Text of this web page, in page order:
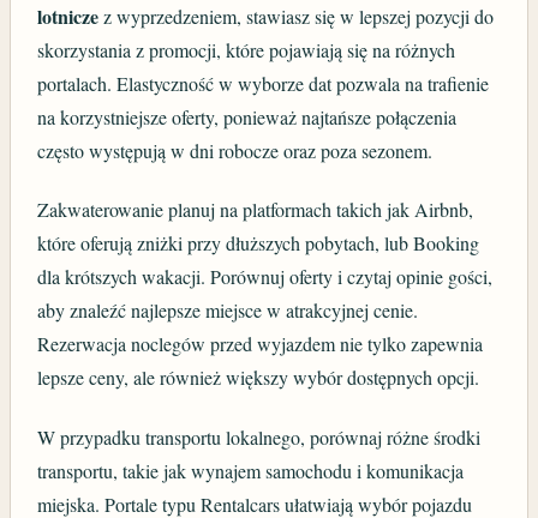
lotniczez wyprzedzeniem, stawiasz się w lepszej pozycji do
skorzystania z promocji, które pojawiają się na różnych
portalach. Elastyczność w wyborze dat pozwala na trafienie
na korzystniejsze oferty, ponieważ najtańsze połączenia
często występują w dni robocze oraz poza sezonem.
Zakwaterowanie planuj na platformach takich jak Airbnb,
które oferują zniżki przy dłuższych pobytach, lub Booking
dla krótszych wakacji. Porównuj oferty i czytaj opinie gości,
aby znaleźć najlepsze miejsce w atrakcyjnej cenie.
Rezerwacja noclegów przed wyjazdem nie tylko zapewnia
lepsze ceny, ale również większy wybór dostępnych opcji.
W przypadku transportu lokalnego, porównaj różne środki
transportu, takie jak wynajem samochodu i komunikacja
miejska. Portale typu Rentalcars ułatwiają wybór pojazdu